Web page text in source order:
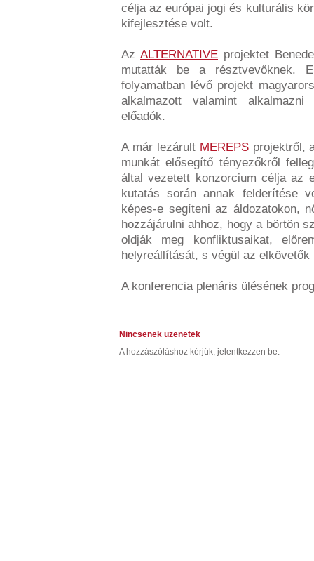
célja az európai jogi és kulturális
kifejlesztése volt.
Az ALTERNATIVE projektet
mutatták be a résztvevőknek.
folyamatban lévő projekt
alkalmazott valamint
előadók.
A már lezárult MEREPSprojektről,
munkát elősegítő tényezőkről
által vezetett konzorcium célja az
kutatás során annak felderítése
képes-e segíteni az áldozatokon,
hozzájárulni ahhoz, hogy a börtön
oldják meg konfliktusaikat,
helyreállítását, s végül az
A konferencia plenáris ülésének
Nincsenek üzenetek
A hozzászóláshoz kérjük, jelentkezzen be.